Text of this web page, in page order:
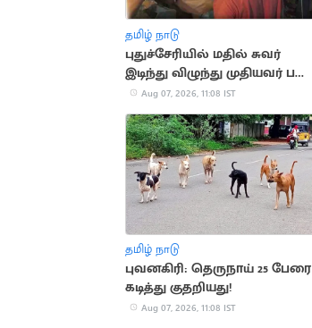
தமிழ் நாடு
புதுச்சேரியில் மதில் சுவர்
இடிந்து விழுந்து முதியவர் பலி..
2 பேர் படுகாயம்
Aug 07, 2026, 11:08 IST
தமிழ் நாடு
புவனகிரி: தெருநாய் 25 பேரை
கடித்து குதறியது!
Aug 07, 2026, 11:08 IST